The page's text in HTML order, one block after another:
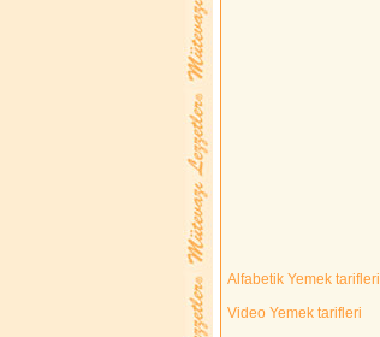
Alfabetik Yemek tarifleri
Video Yemek tarifleri